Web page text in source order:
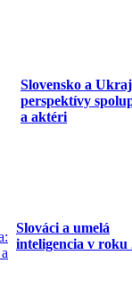
Slovensko a
perspektívy
a aktéri
Slováci a umelá
inteligencia v roku